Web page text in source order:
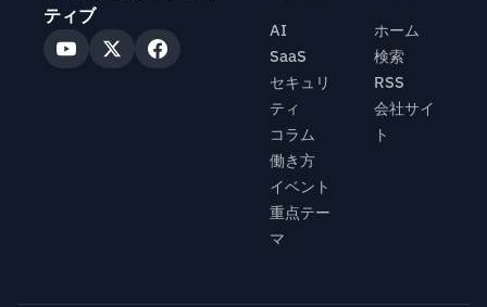
ティブ
AI
SaaS
セキュリ
ティ
コラム
働き方
イベント
重点テー
マ
ホーム
検索
RSS
会社サイ
ト